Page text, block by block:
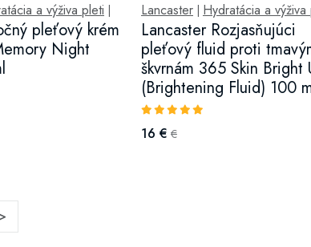
a výživa pleti
pleťový krém
Night
Lancaster| Hydratácia a výživa
Lancaster Rozjasňujúci
pleťový fluid proti
škvrnám 365 Skin Bright
(Brightening Fluid) 100
16 € €
>